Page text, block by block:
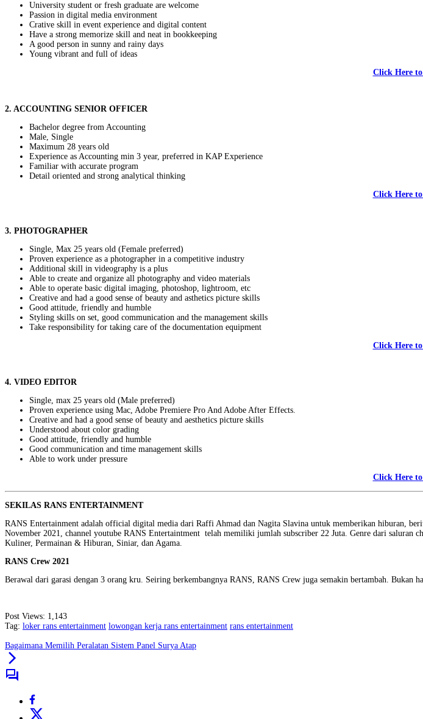
University student or fresh graduate are welcome
Passion in digital media environment
Crative skill in event experience and digital content
Have a strong memorize skill and neat in bookkeeping
A good person in sunny and rainy days
Young vibrant and full of ideas
Click Here
2. ACCOUNTING SENIOR OFFICER
Bachelor degree from Accounting
Male, Single
Maximum 28 years old
Experience as Accounting min 3 year, preferred in KAP Experience
Familiar with accurate program
Detail oriented and strong analytical thinking
Click Here
3. PHOTOGRAPHER
Single, Max 25 years old (Female preferred)
Proven experience as a photographer in a competitive industry
Additional skill in videography is a plus
Able to create and organize all photography and video materials
Able to operate basic digital imaging, photoshop, lightroom, etc
Creative and had a good sense of beauty and asthetics picture skills
Good attitude, friendly and humble
Styling skills on set, good communication and the management skills
Take responsibility for taking care of the documentation equipment
Click Here
4. VIDEO EDITOR
Single, max 25 years old (Male preferred)
Proven experience using Mac, Adobe Premiere Pro And Adobe After Effects.
Creative and had a good sense of beauty and aesthetics picture skills
Understood about color grading
Good attitude, friendly and humble
Good communication and time management skills
Able to work under pressure
Click Here
SEKILAS RANS ENTERTAINMENT
RANS Entertainment adalah official digital media dari Raffi Ahmad dan Nagita Slavina untuk memberikan hiburan,
November 2021, channel youtube RANS Entertaintment telah memiliki jumlah subscriber 22 Juta. Genre dari
Kuliner, Permainan & Hiburan, Siniar, dan Agama.
RANS Crew 2021
Berawal dari garasi dengan 3 orang kru. Seiring berkembangnya RANS, RANS Crew juga semakin bertambah.
Post Views: 1,143
Tag: loker rans entertainment lowongan kerja rans entertainment rans entertainment
Bagaimana Memilih Peralatan Sistem Panel Surya Atap